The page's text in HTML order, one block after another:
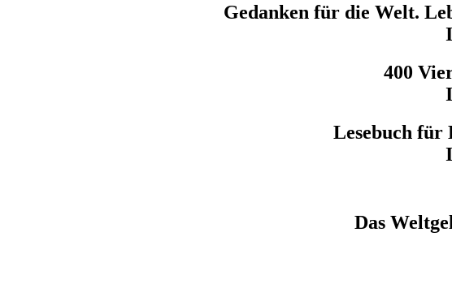
Gedanken für die Welt.
400
Lesebuch für
Das